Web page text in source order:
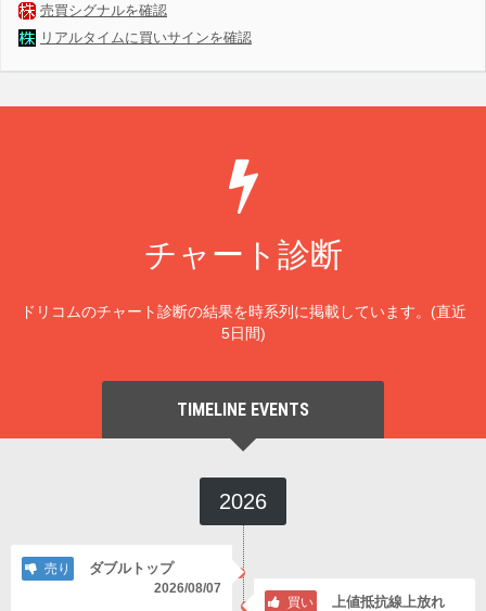
売買シグナルを確認
リアルタイムに買いサインを確認
チャート診断
ドリコムのチャート診断の結果を時系列に掲載しています。(直近
5日間)
TIMELINE EVENTS
2026
売り ダブルトップ
2026/08/07
買い 上値抵抗線上放れ